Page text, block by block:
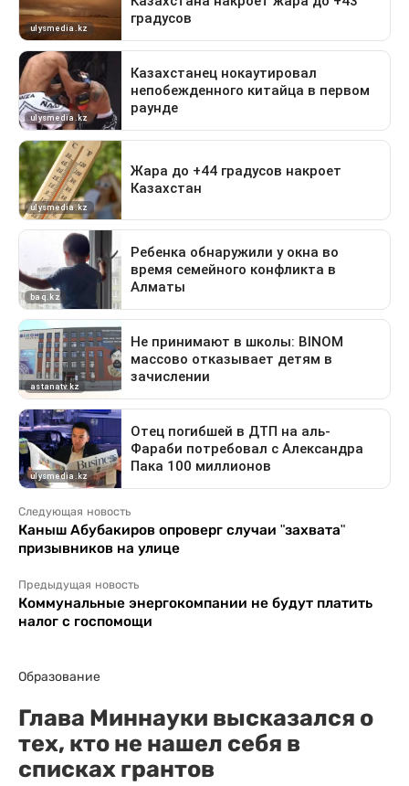
Следующая новость
Каныш Абубакиров опроверг случаи "захвата"
призывников на улице
Предыдущая новость
Коммунальные энергокомпании не будут платить
налог с госпомощи
Образование
Глава Миннауки высказался о
тех, кто не нашел себя в
списках грантов